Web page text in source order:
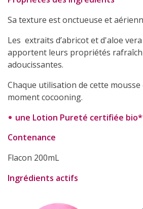
Sa texture est onctueuse et
Les extraits d’abricot et d'aloe
apportent leurs propriétés
adoucissantes.
Chaque utilisation de cette
moment cocooning.
une Lotion Pureté certifiée
Contenance
Flacon 200mL
Ingrédients actifs